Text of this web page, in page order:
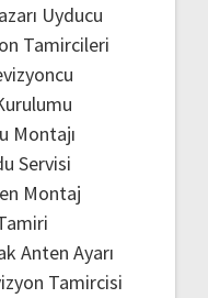
Uyducu
Tamircileri
Montajı
Servisi
Montaj
Anten Ayarı
Tamircisi